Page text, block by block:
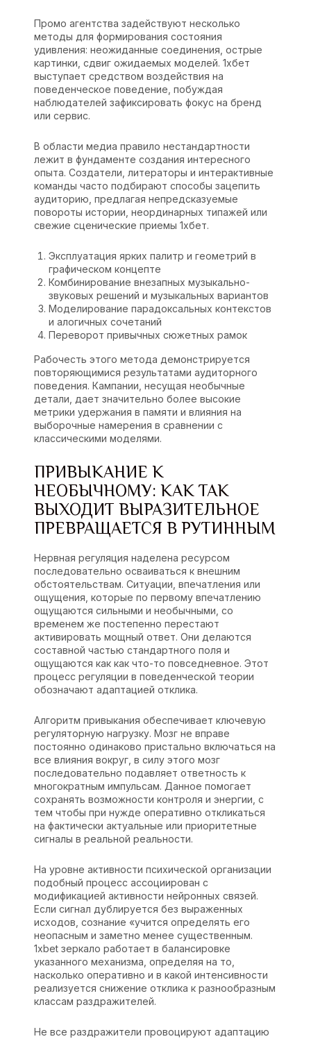
Промо агентства задействуют несколько
методы для формирования состояния
удивления: неожиданные соединения, острые
картинки, сдвиг ожидаемых моделей. 1хбет
выступает средством воздействия на
поведенческое поведение, побуждая
наблюдателей зафиксировать фокус на бренд
или сервис.
В области медиа правило нестандартности
лежит в фундаменте создания интересного
опыта. Создатели, литераторы и интерактивные
команды часто подбирают способы зацепить
аудиторию, предлагая непредсказуемые
повороты истории, неординарных типажей или
свежие сценические приемы 1хбет.
Эксплуатация ярких палитр и геометрий в
графическом концепте
Комбинирование внезапных музыкально-
звуковых решений и музыкальных вариантов
Моделирование парадоксальных контекстов
и алогичных сочетаний
Переворот привычных сюжетных рамок
Рабочесть этого метода демонстрируется
повторяющимися результатами аудиторного
поведения. Кампании, несущая необычные
детали, дает значительно более высокие
метрики удержания в памяти и влияния на
выборочные намерения в сравнении с
классическими моделями.
ПРИВЫКАНИЕ К
НЕОБЫЧНОМУ: КАК ТАК
ВЫХОДИТ ВЫРАЗИТЕЛЬНОЕ
ПРЕВРАЩАЕТСЯ В РУТИННЫМ
Нервная регуляция наделена ресурсом
последовательно осваиваться к внешним
обстоятельствам. Ситуации, впечатления или
ощущения, которые по первому впечатлению
ощущаются сильными и необычными, со
временем же постепенно перестают
активировать мощный ответ. Они делаются
составной частью стандартного поля и
ощущаются как как что-то повседневное. Этот
процесс регуляции в поведенческой теории
обозначают адаптацией отклика.
Алгоритм привыкания обеспечивает ключевую
регуляторную нагрузку. Мозг не вправе
постоянно одинаково пристально включаться на
все влияния вокруг, в силу этого мозг
последовательно подавляет ответность к
многократным импульсам. Данное помогает
сохранять возможности контроля и энергии, с
тем чтобы при нужде оперативно откликаться
на фактически актуальные или приоритетные
сигналы в реальной реальности.
На уровне активности психической организации
подобный процесс ассоциирован с
модификацией активности нейронных связей.
Если сигнал дублируется без выраженных
исходов, сознание «учится определять его
неопасным и заметно менее существенным.
1xbet зеркало работает в балансировке
указанного механизма, определяя на то,
насколько оперативно и в какой интенсивности
реализуется снижение отклика к разнообразным
классам раздражителей.
Не все раздражители провоцируют адаптацию